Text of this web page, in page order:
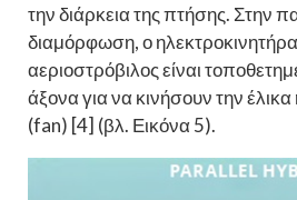
την διάρκεια της πτήσης. Στην
διαμόρφωση, ο
αεριοστρόβιλος είναι
άξονα για να κινήσουν την
(fan) [4] (βλ. Εικόνα 5).